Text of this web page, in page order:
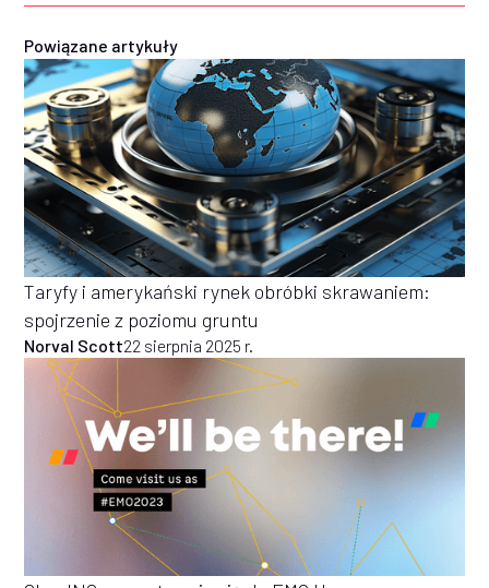
Powiązane artykuły
Taryfy i amerykański rynek obróbki skrawaniem:
spojrzenie z poziomu gruntu
Norval Scott22 sierpnia 2025 r.